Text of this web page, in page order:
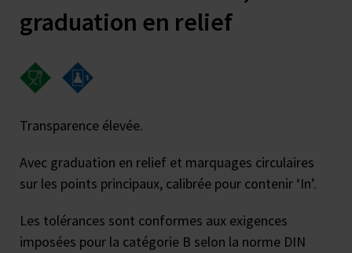
graduation en relief
Transparence élevée.
Avec graduation en relief et marquages circulaires
sur les points principaux, calibrée pour contenir ‘In’.
Les tolérances sont conformes aux exigences
imposées pour la catégorie B selon la norme DIN